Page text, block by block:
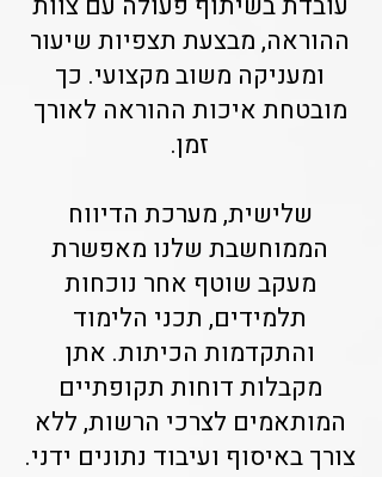
ההוראה, מבצעת תצפיות שיעור
ומעניקה משוב מקצועי. כך
מובטחת איכות ההוראה לאורך
זמן.
שלישית, מערכת הדיווח
הממוחשבת שלנו מאפשרת
מעקב שוטף אחר נוכחות
תלמידים, תכני הלימוד
והתקדמות הכיתות. אתן
מקבלות דוחות תקופתיים
המותאמים לצרכי הרשות, ללא
צורך באיסוף ועיבוד נתונים ידני.